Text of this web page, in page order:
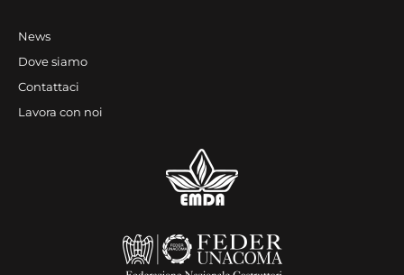
News
Dove siamo
Contattaci
Lavora con noi